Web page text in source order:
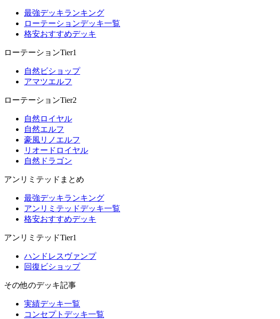
最強デッキランキング
ローテーションデッキ一覧
格安おすすめデッキ
ローテーションTier1
自然ビショップ
アマツエルフ
ローテーションTier2
自然ロイヤル
自然エルフ
豪風リノエルフ
リオードロイヤル
自然ドラゴン
アンリミテッドまとめ
最強デッキランキング
アンリミテッドデッキ一覧
格安おすすめデッキ
アンリミテッドTier1
ハンドレスヴァンプ
回復ビショップ
その他のデッキ記事
実績デッキ一覧
コンセプトデッキ一覧